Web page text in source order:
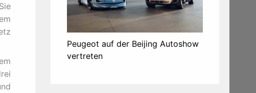
Peugeot auf der Beijing Autoshow
vertreten